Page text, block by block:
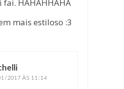
fai. HAHAHHAHA
mais estiloso :3
2017 ÀS 11:14